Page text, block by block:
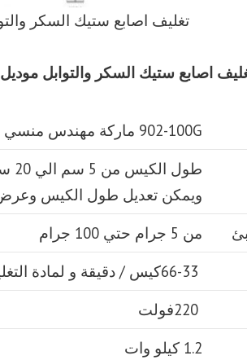
تغليف اصابع ستيك السكر
اصابع ستيك السكر والتوابل موديل
902-100G ماركة مهندس منسي
ويمكن تعديل طول الكيس
من 5 جرام حتي 100 جرام
1.2 كيلو وات